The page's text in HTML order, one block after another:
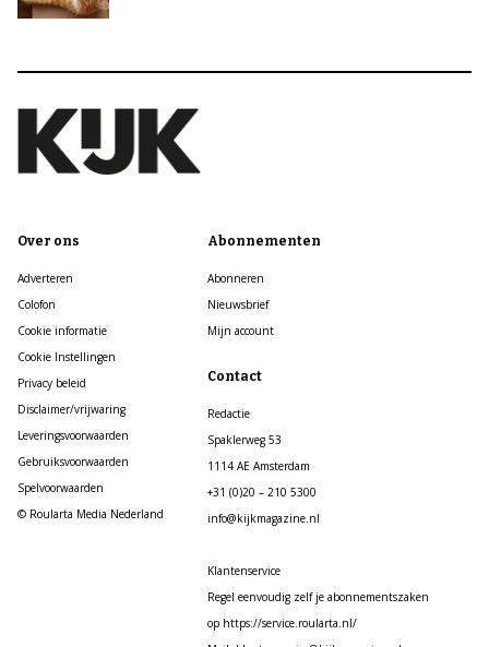
Over ons
Adverteren
Colofon
Cookie informatie
Cookie Instellingen
Privacy beleid
Disclaimer/vrijwaring
Leveringsvoorwaarden
Gebruiksvoorwaarden
Spelvoorwaarden
© Roularta Media Nederland
Abonnementen
Abonneren
Nieuwsbrief
Mijn account
Contact
Redactie
Spaklerweg 53
1114 AE Amsterdam
+31 (0)20 – 210 5300
info@kijkmagazine.nl
Klantenservice
Regel eenvoudig zelf je abonnementszaken
op https://service.roularta.nl/